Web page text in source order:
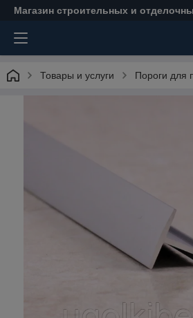
Магазин строительных и
Товары и услуги Пороги для